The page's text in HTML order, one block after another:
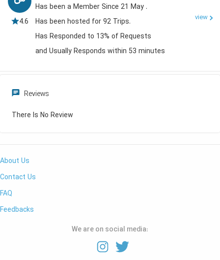
4.6
Has been a Member Since 21 May .
Has been hosted for 92 Trips.
Has Responded to 13% of Requests
and Usually Responds within 53 minutes
view
Reviews
There Is No Review
About Us
Contact Us
FAQ
Feedbacks
We are on social media: